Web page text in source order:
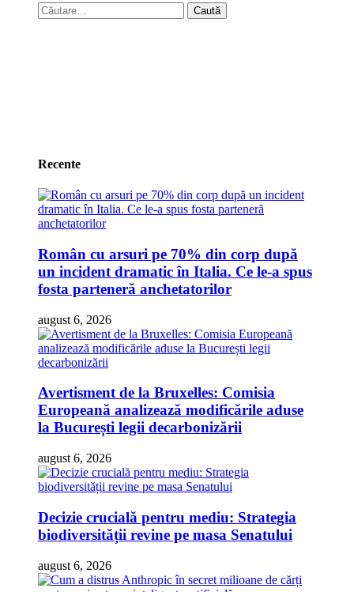
Caută
după:
Recente
Român cu arsuri pe 70% din corp după
un incident dramatic în Italia. Ce le-a spus
fosta parteneră anchetatorilor
august 6, 2026
Avertisment de la Bruxelles: Comisia
Europeană analizează modificările aduse
la București legii decarbonizării
august 6, 2026
Decizie crucială pentru mediu: Strategia
biodiversității revine pe masa Senatului
august 6, 2026